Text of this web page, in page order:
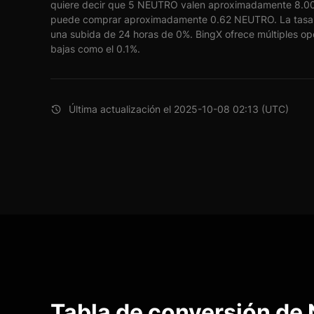
quiere decir que 5 NEUTRO valen aproximadamente
puede comprar aproximadamente 0.62 NEUTRO. La
una subida de 24 horas de 0%. BingX ofrece múltiples
bajas como el 0.1%.
Última actualización el 2025-10-08 02:13 (UTC)